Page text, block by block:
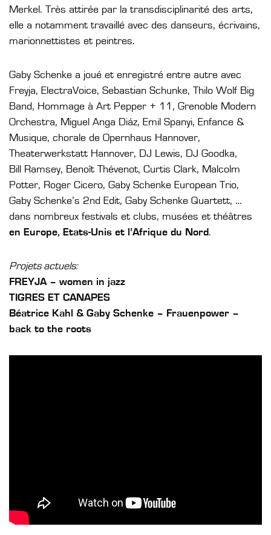
Merkel. Très attirée par la transdisciplinarité des arts,
elle a notamment travaillé avec des danseurs, écrivains,
marionnettistes et peintres.
Gaby Schenke a joué et enregistré entre autre avec
Freyja, ElectraVoice, Sebastian Schunke, Thilo Wolf Big
Band, Hommage à Art Pepper + 11, Grenoble Modern
Orchestra, Miguel Anga Diáz, Emil Spanyi, Enfance &
Musique, chorale de Opernhaus Hannover,
Theaterwerkstatt Hannover, DJ Lewis, DJ Goodka,
Bill Ramsey, Benoît Thévenot, Curtis Clark, Malcolm
Potter, Roger Cicero, Gaby Schenke European Trio,
Gaby Schenke’s 2nd Edit, Gaby Schenke Quartett, …
dans nombreux festivals et clubs, musées et théâtres
en Europe, Etats-Unis et l’Afrique du Nord.
Projets actuels:
FREYJA – women in jazz
TIGRES ET CANAPES
Béatrice Kahl & Gaby Schenke – Frauenpower –
back to the roots